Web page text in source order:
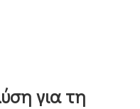
για τη